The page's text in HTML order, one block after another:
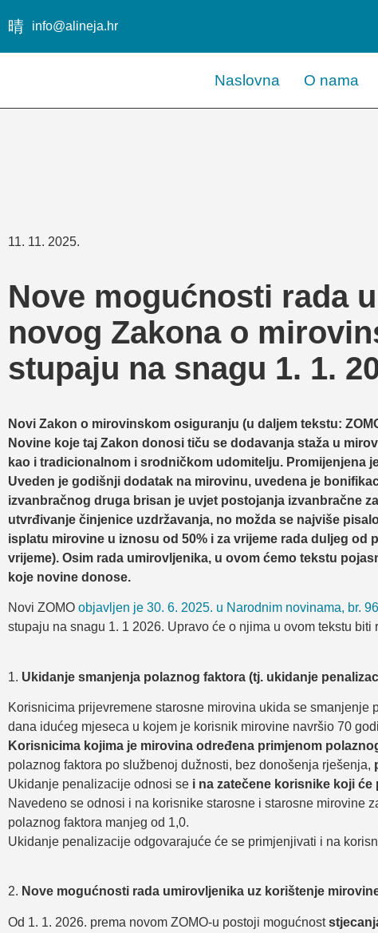
info@alineja.hr
Naslovna O nama
11. 11. 2025.
Nove mogućnosti rada
novog Zakona o
stupaju na snagu 1. 1.
Novi Zakon o mirovinskom osiguranju (u daljem tekstu:
Novine koje taj Zakon donosi tiču se dodavanja staža u
kao i tradicionalnom i srodničkom udomitelju. Promijenjena
Uveden je godišnji dodatak na mirovinu, uvedena je
izvanbračnog druga brisan je uvjet postojanja izvanbračne
utvrđivanje činjenice uzdržavanja, no možda se najviše
isplatu mirovine u iznosu od 50% i za vrijeme rada duljeg
vrijeme). Osim rada umirovljenika, u ovom ćemo tekstu
koje novine donose.
Novi ZOMO objavljen je 30. 6. 2025. u Narodnim novinama, br.
stupaju na snagu 1. 1 2026. Upravo će o njima u ovom tekstu
1. Ukidanje smanjenja polaznog faktora (tj. ukidanje
Korisnicima prijevremene starosne mirovina ukida se
dana idućeg mjeseca u kojem je korisnik mirovine navršio 70
Korisnicima kojima je mirovina određena primjenom
polaznog faktora po službenoj dužnosti, bez donošenja rješenja,
Ukidanje penalizacije odnosi se i na zatečene korisnike koji
Navedeno se odnosi i na korisnike starosne i starosne mirovine
polaznog faktora manjeg od 1,0.
Ukidanje penalizacije odgovarajuće će se primjenjivati i na
2. Nove mogućnosti rada umirovljenika uz korištenje
Od 1. 1. 2026. prema novom ZOMO-u postoji mogućnost